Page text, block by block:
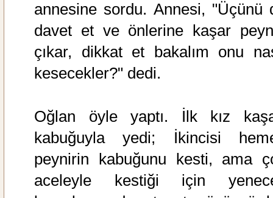
annesine sordu. Annesi, "Üçünü
davet et ve önlerine kaşar
çıkar, dikkat et bakalım onu
kesecekler?" dedi.
Oğlan öyle yaptı. İlk kız
kabuğuyla yedi; İkincisi
peynirin kabuğunu kesti, ama
aceleyle kestiği için